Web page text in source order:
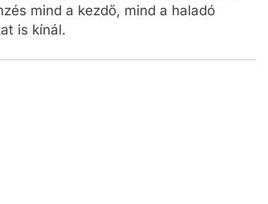
mind a kezdő, mind a haladó
is kínál.